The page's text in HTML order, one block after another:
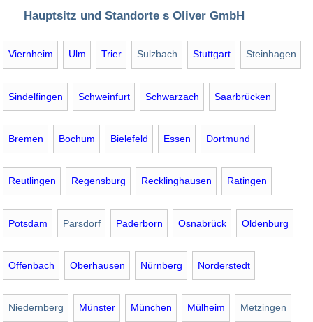
Hauptsitz und Standorte s Oliver GmbH
Viernheim Ulm Trier Sulzbach Stuttgart Steinhagen
Sindelfingen Schweinfurt Schwarzach Saarbrücken
Bremen Bochum Bielefeld Essen Dortmund
Reutlingen Regensburg Recklinghausen Ratingen
Potsdam Parsdorf Paderborn Osnabrück Oldenburg
Offenbach Oberhausen Nürnberg Norderstedt
Niedernberg Münster München Mülheim Metzingen